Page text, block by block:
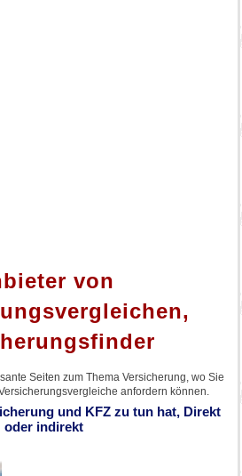
von
Seiten zum Thema Versicherung, wo Sie
anfordern können.
und KFZ zu tun hat, Direkt
oder indirekt